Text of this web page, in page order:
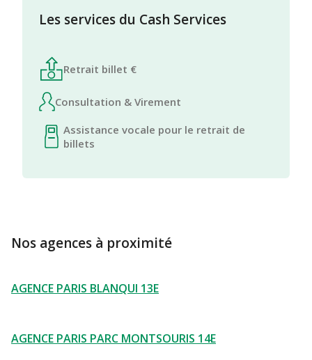
Les services du Cash Services
Retrait billet €
Consultation & Virement
Assistance vocale pour le retrait de
billets
Nos agences à proximité
AGENCE PARIS BLANQUI 13E
AGENCE PARIS PARC MONTSOURIS 14E